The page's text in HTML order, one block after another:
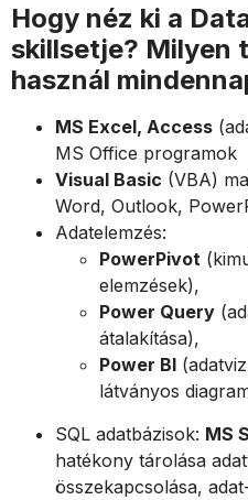
Hogy néz ki a
skillsetje? Milyen
használ
MS Excel, Access
MS Office programok
Visual Basic (VBA)
Word, Outlook,
Adatelemzés:
PowerPivot
elemzések),
Power Query
átalakítása),
Power BI
látványos
SQL adatbázisok: MS
hatékony tárolása
összekapcsolása,